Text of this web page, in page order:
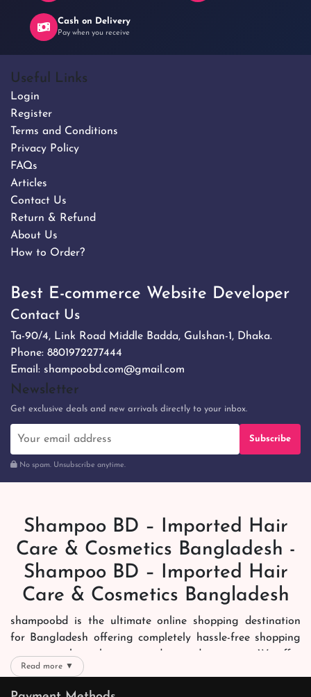
Cash on Delivery
Pay when you receive
Useful Links
Login
Register
Terms and Conditions
Privacy Policy
FAQs
Articles
Contact Us
Return & Refund
About Us
How to Order?
Best E-commerce Website Developer
Contact Us
Ta-90/4, Link Road Middle Badda, Gulshan-1, Dhaka.
Phone: 8801972277444
Email: shampoobd.com@gmail.com
Newsletter
Get exclusive deals and new arrivals directly to your inbox.
Subscribe
No spam. Unsubscribe anytime.
Shampoo BD – Imported Hair
Care & Cosmetics Bangladesh -
Shampoo BD – Imported Hair
Care & Cosmetics Bangladesh
shampoobd is the ultimate online shopping destination
for Bangladesh offering completely hassle-free shopping
experience through secure and trusted gateways. We offer
you trendy and reliable shopping with all your preferred
brands and more. Now shopping is easier, quicker and
Read more ▼